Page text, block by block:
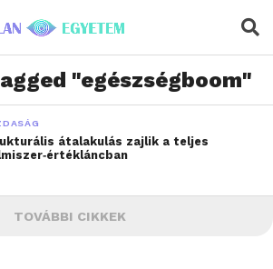
"egészségboom"
átalakulás zajlik a teljes
TOVÁBBI CIKKEK